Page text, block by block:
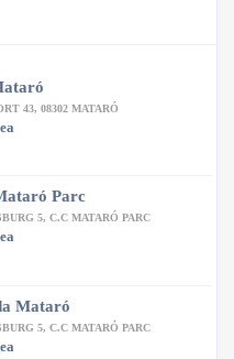
43, 08302 MATARÓ
Parc
5, C.C MATARÓ PARC
Mataró
5, C.C MATARÓ PARC